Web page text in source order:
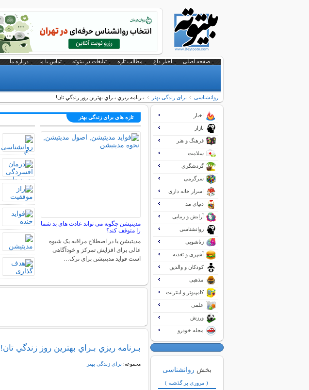
صفحه اصلی اخبار داغ مطالب تازه تبلیغات در بیتوته تماس با ما درباره ما
روانشناسی برای زندگی بهتر بـرنامه ريزي بـراي بهترين روز زندگي تان!
تازه های برای زندگی بهتر
مدیتیشن چگونه می تواند عادت های بد شما
را متوقف کند؟
مدیتیشن یا در اصطلاح مراقبه یک شیوه
عالی برای افزایش تمرکز و خودآگاهی
است فواید مدیتیشن برای ترک…
بـرنامه ريزي بـراي بهترين روز زندگي تان!
مجموعه: برای زندگی بهتر
اخبار
بازار
فرهنگ و هنر
سلامت
گردشگری
سرگرمی
اسرار خانه داری
دنیای مد
آرایش و زیبایی
روانشناسی
زناشویی
آشپزی و تغذیه
کودکان و والدین
مذهبی
کامپیوتر و اینترنت
علمی
ورزش
مجله خودرو
بخش روانشناسی
( مروری بر گذشته )